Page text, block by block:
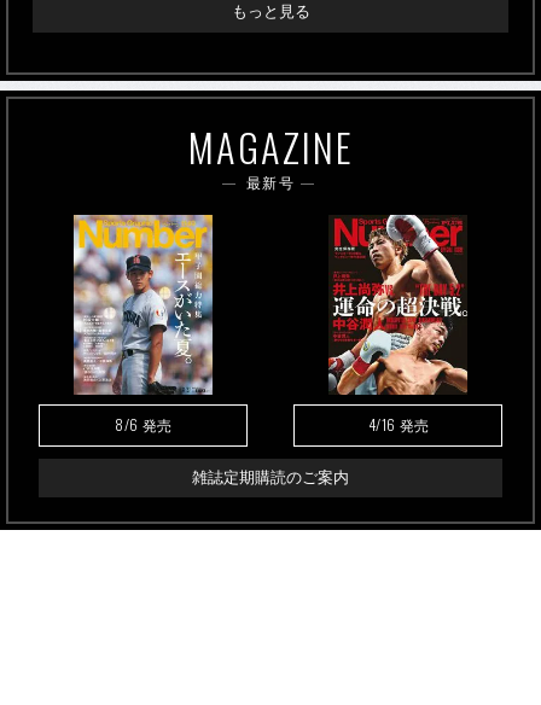
もっと見る
MAGAZINE
最新号
8/6 発売 4/16 発売
雑誌定期購読のご案内